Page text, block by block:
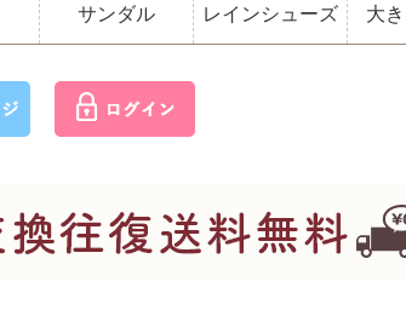
サンダル レインシューズ 大